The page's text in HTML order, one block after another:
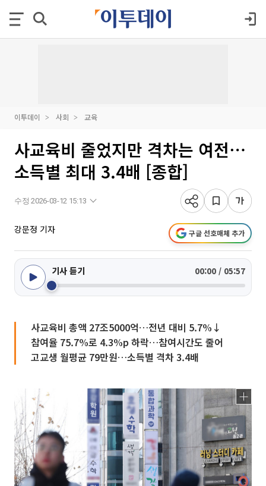
이투데이 사회 교육
사교육비 줄었지만 격차는 여전⋯
소득별 최대 3.4배 [종합]
수정 2026-03-12 15:13
강문정 기자 구글 선호매체 추가
기사 듣기 00:00 / 05:57
사교육비 총액 27조5000억…전년 대비 5.7%↓
참여율 75.7%로 4.3%p 하락…참여시간도 줄어
고교생 월평균 79만원…소득별 격차 3.4배